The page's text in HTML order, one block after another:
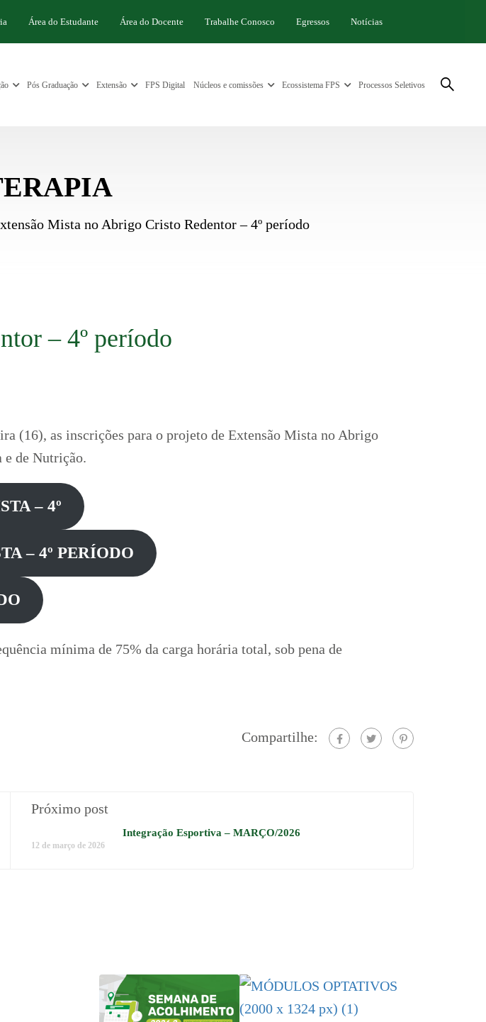
Área do Estudante Área do Docente Trabalhe Conosco Egressos Notícias
Pós Graduação Extensão FPS Digital Núcleos e comissões Ecossistema FPS Processos Seletivos
Mista no Abrigo Cristo Redentor – 4º período
– 4º período
(16), as inscrições para o projeto de Extensão Mista no Abrigo
e de Nutrição.
– 4º
– 4º PERÍODO
mínima de 75% da carga horária total, sob pena de
Compartilhe:
Próximo post
Integração Esportiva – MARÇO/2026
12 de março de 2026